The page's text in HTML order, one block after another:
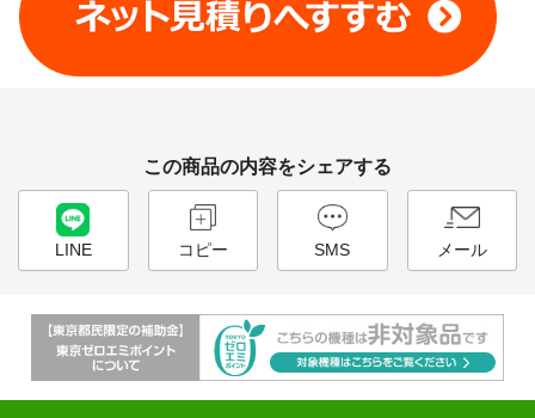
この商品の内容をシェアする
LINE コピー SMS メール